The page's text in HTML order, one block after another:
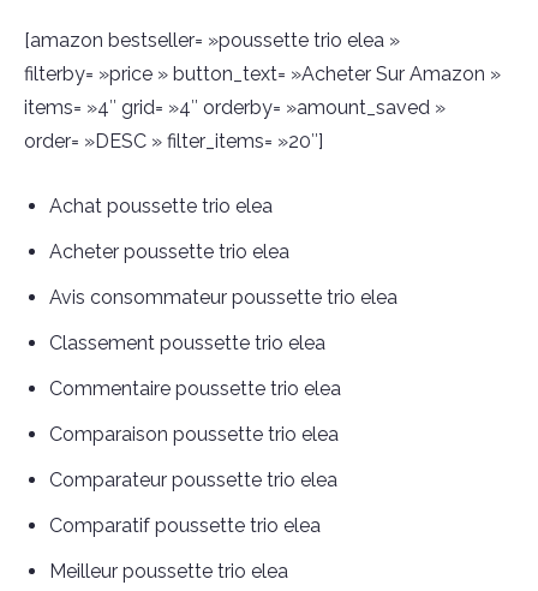
[amazon bestseller= »poussette trio elea »
filterby= »price » button_text= »Acheter Sur Amazon »
items= »4″ grid= »4″ orderby= »amount_saved »
order= »DESC » filter_items= »20″]
Achat poussette trio elea
Acheter poussette trio elea
Avis consommateur poussette trio elea
Classement poussette trio elea
Commentaire poussette trio elea
Comparaison poussette trio elea
Comparateur poussette trio elea
Comparatif poussette trio elea
Meilleur poussette trio elea